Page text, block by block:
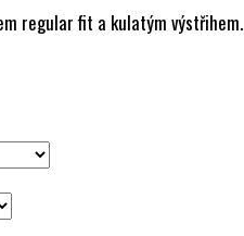
regular fit a kulatým výstřihem.